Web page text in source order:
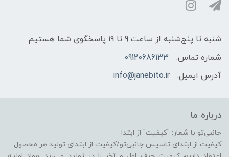
شنبه تا پنج‌شنبه از ساعت 9 تا 19 پاسخگوی شما هستیم
شماره تماس:
09120686133
آدرس ایمیل:
info@janebito.ir
درباره ما
جانبی‌تو با شعار: "کیفیت" از ابتدا
کیفیت از ابتدای تاسیس جانبی‌تو/کیفیت از ابتدای تولید هر محصول